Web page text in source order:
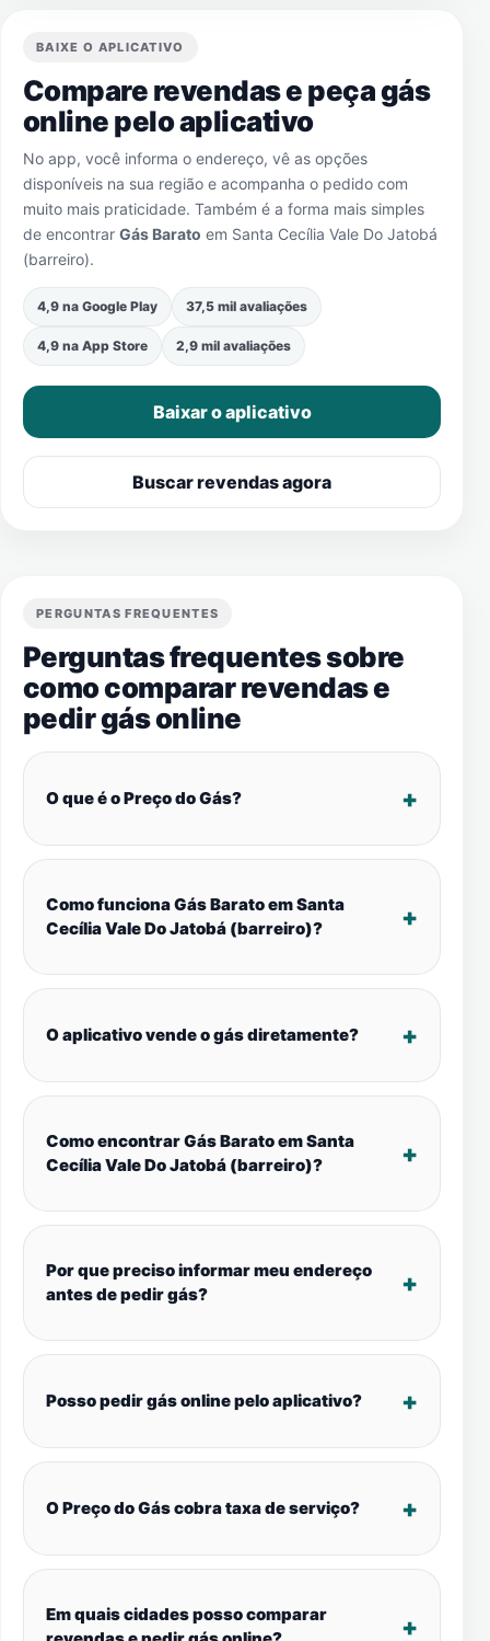
BAIXE O APLICATIVO
Compare revendas e peça gás
online pelo aplicativo
No app, você informa o endereço, vê as opções
disponíveis na sua região e acompanha o pedido com
muito mais praticidade. Também é a forma mais simples
de encontrar Gás Barato em Santa Cecília Vale Do Jatobá
(barreiro).
4,9 na Google Play 37,5 mil avaliações
4,9 na App Store 2,9 mil avaliações
Baixar o aplicativo
Buscar revendas agora
PERGUNTAS FREQUENTES
Perguntas frequentes sobre
como comparar revendas e
pedir gás online
O que é o Preço do Gás?
Como funciona Gás Barato em Santa
Cecília Vale Do Jatobá (barreiro)?
O aplicativo vende o gás diretamente?
Como encontrar Gás Barato em Santa
Cecília Vale Do Jatobá (barreiro)?
Por que preciso informar meu endereço
antes de pedir gás?
Posso pedir gás online pelo aplicativo?
O Preço do Gás cobra taxa de serviço?
Em quais cidades posso comparar